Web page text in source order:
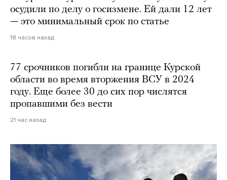
осудили по делу о госизмене. Ей дали 12 лет
— это минимальный срок по статье
18 часов назад
77 срочников погибли на границе Курской
области во время вторжения ВСУ в 2024
году. Еще более 30 до сих пор числятся
пропавшими без вести
21 час назад